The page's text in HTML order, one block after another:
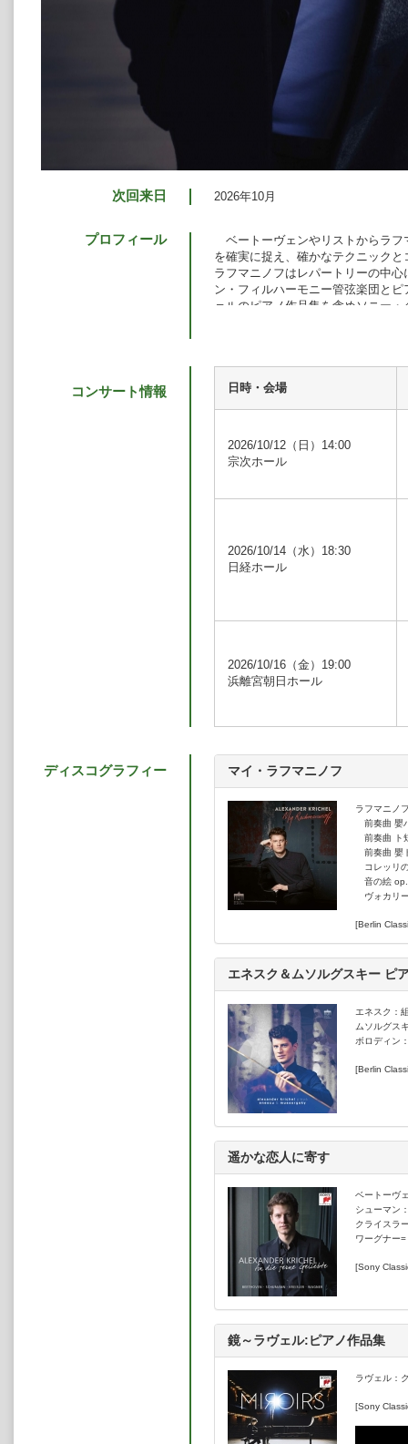
次回来日 2026年10月
プロフィール
ベートーヴェンやリストからラフ
を確実に捉え、確かなテクニック
ラフマニノフはレパートリーの中
ン・フィルハーモニー管弦楽団と
ェルのピアノ作品集を含めソニー
リン・コンツェルトハウス、ハン
イスハレ、ミュンヘン・ヘラクレ
ウン、カラカス、メキシコシティ
奏している。
また、フランクフルト放送交響楽
ーメン・フィルハーモニー管弦楽
フェルツ、ヴォイチェク・ライス
ン等の指揮者と共演し、日本では
キッシンジャー、ピアノ・オ・ジ
文学や演劇を含む芸術家たちにフ
の共同創設者であり、芸術監督を
楽を届ける活動や、ドイツのホス
コンサート情報 日時・会場
2026/10/12（日）14:00
宗次ホール
2026/10/14（水）18:30
日経ホール
2026/10/16（金）19:00
浜離宮朝日ホール
ディスコグラフィー マイ・ラフマニノフ
ラフマニノ
前奏曲 嬰
前奏曲 ト
前奏曲 嬰
コレッリ
音の絵
ヴォカリ
[Berlin
エネスク＆ムソルグスキー ピ
エネスク：
ムソルグス
ボロディン
[Berlin
遥かな恋人に寄す
ベートーヴ
シューマン
クライスラ
ワーグナー
[Sony
鏡～ラヴェル:ピアノ作品集
ラヴェル：
[Sony